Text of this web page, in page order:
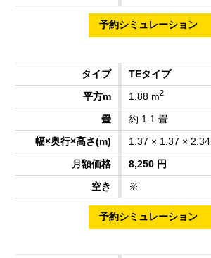
TEタイプ
1.88 m2
約 1.1 畳
1.37 × 1.37 × 2.34
8,250 円
※